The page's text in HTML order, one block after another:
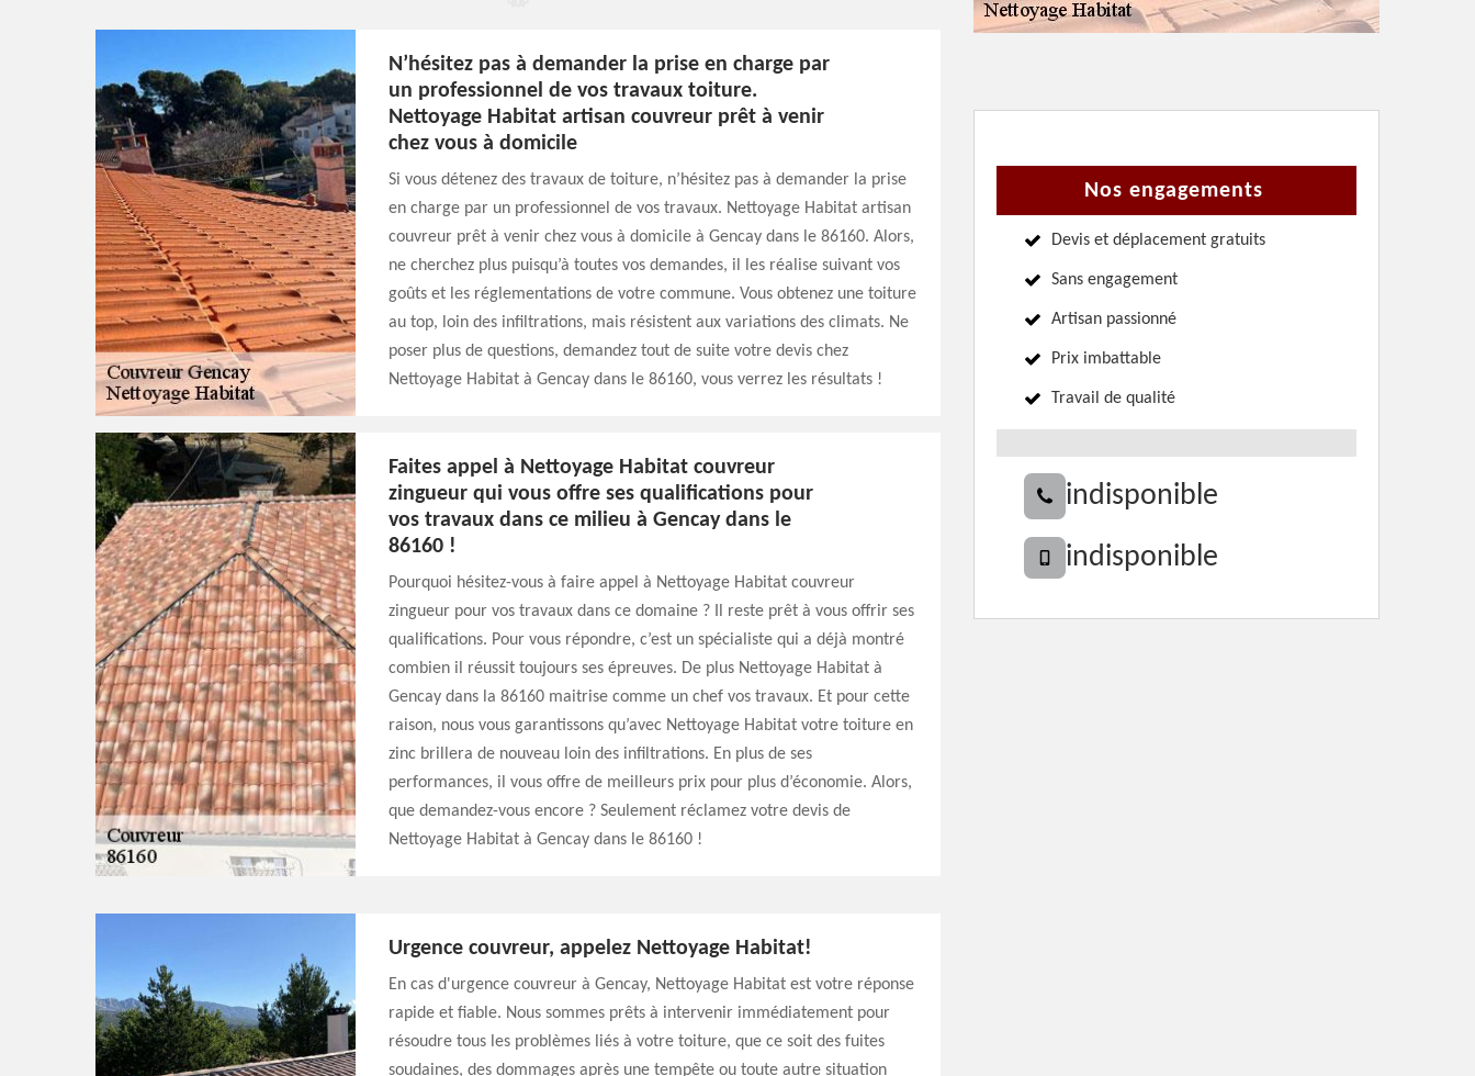
N’hésitez pas à demander la prise en charge par
un professionnel de vos travaux toiture.
Nettoyage Habitat artisan couvreur prêt à venir
chez vous à domicile
Si vous détenez des travaux de toiture, n’hésitez pas à demander la prise
en charge par un professionnel de vos travaux. Nettoyage Habitat artisan
couvreur prêt à venir chez vous à domicile à Gencay dans le 86160. Alors,
ne cherchez plus puisqu’à toutes vos demandes, il les réalise suivant vos
goûts et les réglementations de votre commune. Vous obtenez une toiture
au top, loin des infiltrations, mais résistent aux variations des climats. Ne
poser plus de questions, demandez tout de suite votre devis chez
Nettoyage Habitat à Gencay dans le 86160, vous verrez les résultats !
Faites appel à Nettoyage Habitat couvreur
zingueur qui vous offre ses qualifications pour
vos travaux dans ce milieu à Gencay dans le
86160 !
Pourquoi hésitez-vous à faire appel à Nettoyage Habitat couvreur
zingueur pour vos travaux dans ce domaine ? Il reste prêt à vous offrir ses
qualifications. Pour vous répondre, c’est un spécialiste qui a déjà montré
combien il réussit toujours ses épreuves. De plus Nettoyage Habitat à
Gencay dans la 86160 maitrise comme un chef vos travaux. Et pour cette
raison, nous vous garantissons qu’avec Nettoyage Habitat votre toiture en
zinc brillera de nouveau loin des infiltrations. En plus de ses
performances, il vous offre de meilleurs prix pour plus d’économie. Alors,
que demandez-vous encore ? Seulement réclamez votre devis de
Nettoyage Habitat à Gencay dans le 86160 !
Urgence couvreur, appelez Nettoyage Habitat!
En cas d'urgence couvreur à Gencay, Nettoyage Habitat est votre réponse
rapide et fiable. Nous sommes prêts à intervenir immédiatement pour
résoudre tous les problèmes liés à votre toiture, que ce soit des fuites
soudaines, des dommages après une tempête ou toute autre situation
Nos engagements
Devis et déplacement gratuits
Sans engagement
Artisan passionné
Prix imbattable
Travail de qualité
indisponible
indisponible